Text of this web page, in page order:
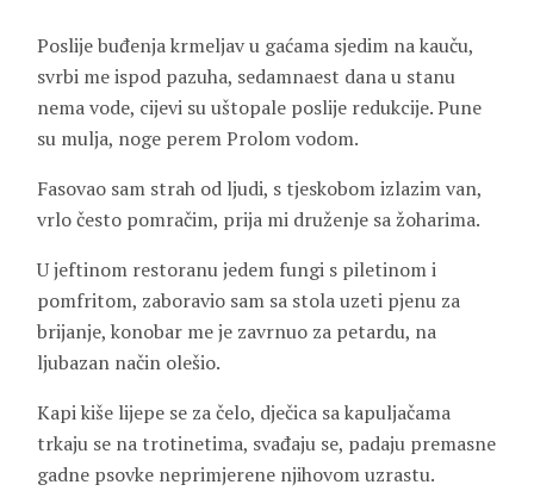
Poslije buđenja krmeljav u gaćama sjedim na kauču,
svrbi me ispod pazuha, sedamnaest dana u stanu
nema vode, cijevi su uštopale poslije redukcije. Pune
su mulja, noge perem Prolom vodom.
Fasovao sam strah od ljudi, s tjeskobom izlazim van,
vrlo često pomračim, prija mi druženje sa žoharima.
U jeftinom restoranu jedem fungi s piletinom i
pomfritom, zaboravio sam sa stola uzeti pjenu za
brijanje, konobar me je zavrnuo za petardu, na
ljubazan način olešio.
Kapi kiše lijepe se za čelo, dječica sa kapuljačama
trkaju se na trotinetima, svađaju se, padaju premasne
gadne psovke neprimjerene njihovom uzrastu.